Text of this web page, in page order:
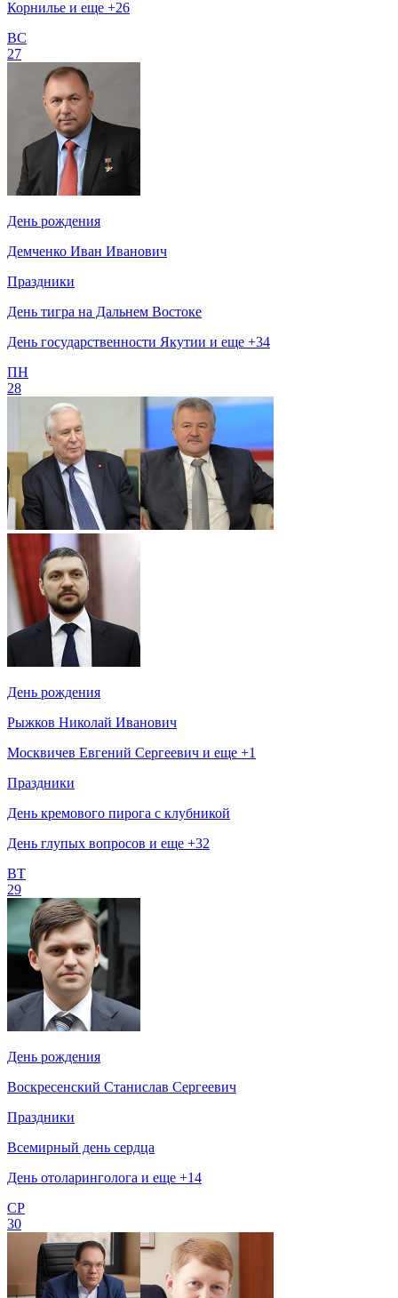
Корнилье и еще +26
ВС
27
День рождения
Демченко Иван Иванович
Праздники
День тигра на Дальнем Востоке
День государственности Якутии и еще +34
ПН
28
День рождения
Рыжков Николай Иванович
Москвичев Евгений Сергеевич и еще +1
Праздники
День кремового пирога с клубникой
День глупых вопросов и еще +32
ВТ
29
День рождения
Воскресенский Станислав Сергеевич
Праздники
Всемирный день сердца
День отоларинголога и еще +14
СР
30